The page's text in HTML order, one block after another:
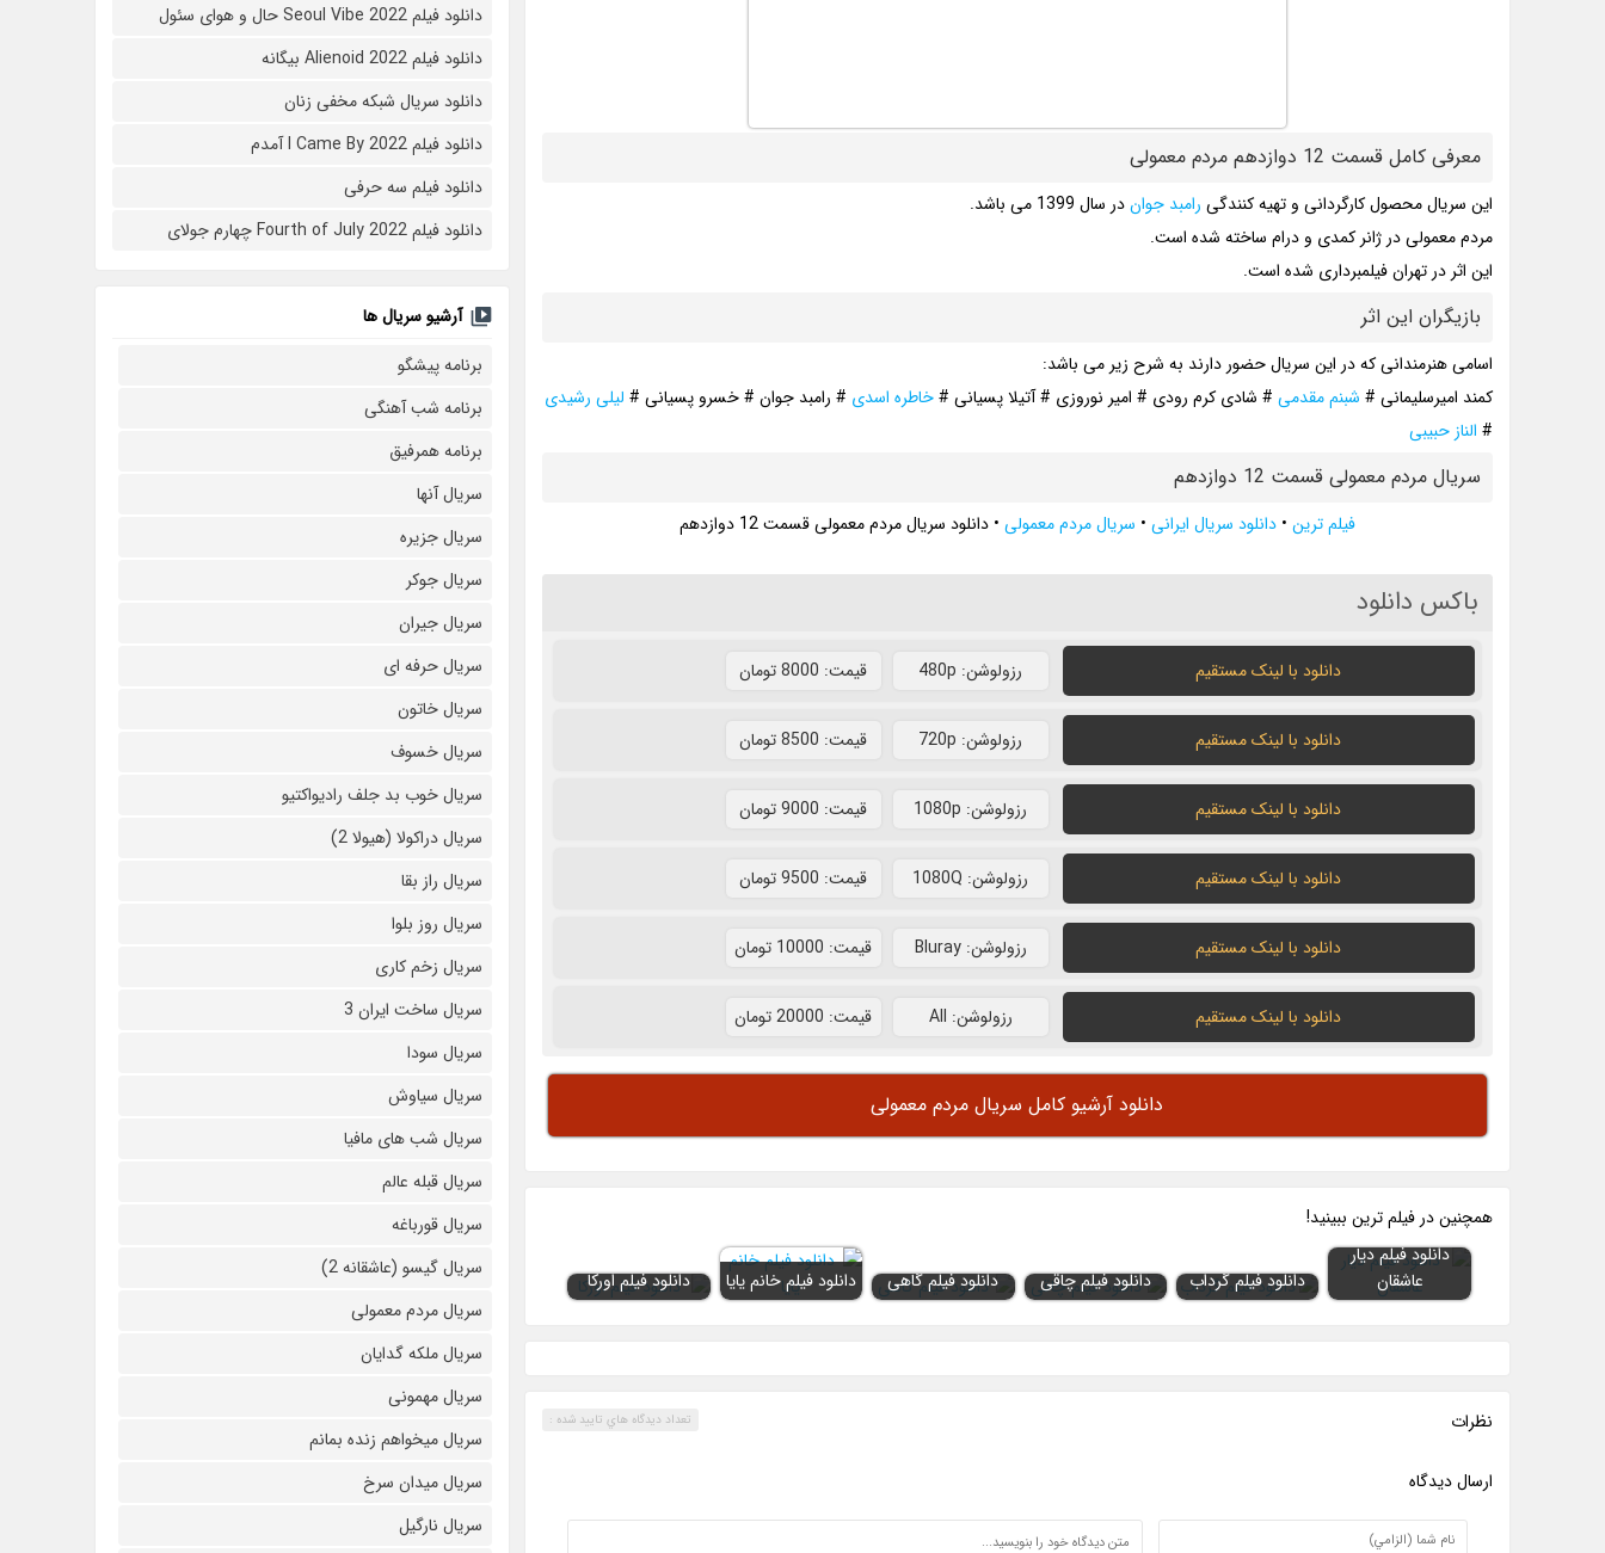
معرفی کامل قسمت 12 دوازدهم مردم معمولی
این سریال محصول کارگردانی و تهیه کنندگی رامبد جواندر سال 1399 می باشد.
مردم معمولی در ژانر کمدی و درام ساخته شده است.
این اثر در تهران فیلمبرداری شده است.
بازیگران این اثر
اسامی هنرمندانی که در این سریال حضور دارند به شرح زیر می باشد:
کمند امیرسلیمانی # شبنم مقدمی # شادی کرم رودی # امیر نوروزی # آتیلا پسیانی #خاطره اسدی # رامبد جوان # خسرو پسیانی # لیلی رشیدی
# الناز حبیبی
سریال مردم معمولی قسمت 12 دوازدهم
فیلم ترین •دانلود سریال ایرانی • سریال مردم معمولی •دانلود سریال مردم معمولی قسمت 12 دوازدهم
باکس دانلود
دانلود با لينک مستقيم رزولوشن: 480p قيمت: 8000 تومان
دانلود با لينک مستقيم رزولوشن: 720p قيمت: 8500 تومان
دانلود با لينک مستقيم رزولوشن: 1080p قيمت: 9000 تومان
دانلود با لينک مستقيم رزولوشن: 1080Q قيمت: 9500 تومان
دانلود با لينک مستقيم رزولوشن: Bluray قيمت: 10000 تومان
دانلود با لينک مستقيم رزولوشن: All قيمت: 20000 تومان
دانلود آرشیو کامل سریال مردم معمولی
همچنين در فيلم ترين ببينيد!
دانلود فیلم دیار
عاشقان
دانلود فیلم گرداب دانلود فیلم چاقی دانلود فیلم گاهی دانلود فیلم خانم یایا دانلود فیلم اورکا
نظرات تعداد ديدگاه هاي تاييد شده :
ارسال ديدگاه
دانلود فیلم Seoul Vibe 2022 حال و هوای سئول
دانلود فیلم Alienoid 2022 بیگانه
دانلود سریال شبکه مخفی زنان
دانلود فیلم I Came By 2022 آمدم
دانلود فیلم سه حرفی
دانلود فیلم Fourth of July 2022 چهارم جولای
آرشیو سریال ها
برنامه پیشگو
برنامه شب آهنگی
برنامه همرفیق
سریال آنها
سریال جزیره
سریال جوکر
سریال جیران
سریال حرفه ای
سریال خاتون
سریال خسوف
سریال خوب بد جلف رادیواکتیو
سریال دراکولا (هیولا 2)
سریال راز بقا
سریال روز بلوا
سریال زخم کاری
سریال ساخت ایران 3
سریال سودا
سریال سیاوش
سریال شب های مافیا
سریال قبله عالم
سریال قورباغه
سریال گیسو (عاشقانه 2)
سریال مردم معمولی
سریال ملکه گدایان
سریال مهمونی
سریال میخواهم زنده بمانم
سریال میدان سرخ
سریال نارگیل